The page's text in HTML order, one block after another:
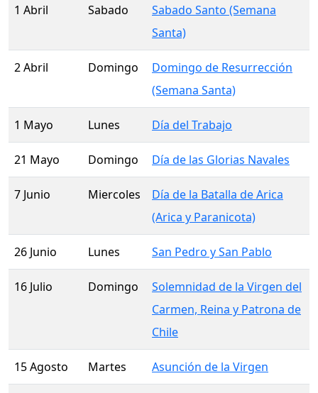
1 Abril Sabado
Sabado Santo (Semana
Santa)
2 Abril Domingo
Domingo de Resurrección
(Semana Santa)
1 Mayo Lunes Día del Trabajo
21 Mayo Domingo Día de las Glorias Navales
7 Junio Miercoles
Día de la Batalla de Arica
(Arica y Paranicota)
26 Junio Lunes San Pedro y San Pablo
16 Julio Domingo
Solemnidad de la Virgen del
Carmen, Reina y Patrona de
Chile
15 Agosto Martes Asunción de la Virgen